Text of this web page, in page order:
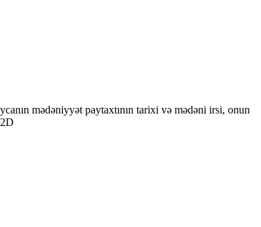
mədəniyyət paytaxtının tarixi və mədəni irsi, onun